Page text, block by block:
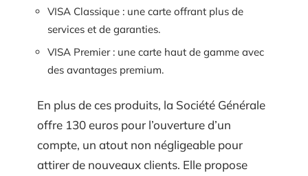
VISA Classique : une carte offrant plus de
services et de garanties.
VISA Premier : une carte haut de gamme avec
des avantages premium.
En plus de ces produits, la Société Générale
offre 130 euros pour l’ouverture d’un
compte, un atout non négligeable pour
attirer de nouveaux clients. Elle propose